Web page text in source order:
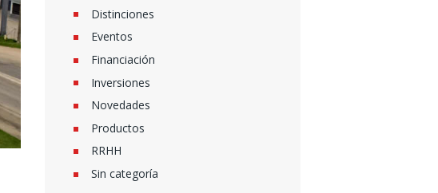
Distinciones
Eventos
Financiación
Inversiones
Novedades
Productos
RRHH
Sin categoría